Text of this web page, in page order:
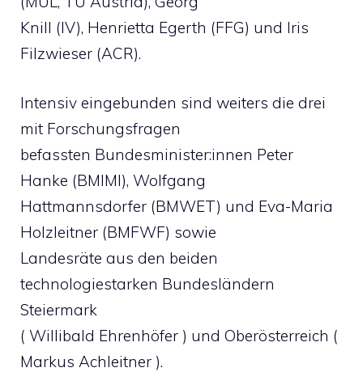
Knill (IV), Henrietta Egerth (FFG) und Iris
Filzwieser (ACR).
Intensiv eingebunden sind weiters die drei
mit Forschungsfragen
befassten Bundesminister:innen Peter
Hanke (BMIMI), Wolfgang
Hattmannsdorfer (BMWET) und Eva-Maria
Holzleitner (BMFWF) sowie
Landesräte aus den beiden
technologiestarken Bundesländern
Steiermark
( Willibald Ehrenhöfer ) und Oberösterreich (
Markus Achleitner ).